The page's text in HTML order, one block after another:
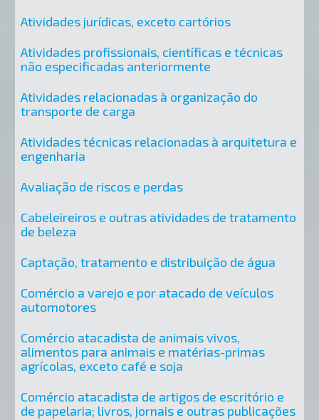
Atividades jurídicas, exceto cartórios
Atividades profissionais, científicas e técnicas
não especificadas anteriormente
Atividades relacionadas à organização do
transporte de carga
Atividades técnicas relacionadas à arquitetura e
engenharia
Avaliação de riscos e perdas
Cabeleireiros e outras atividades de tratamento
de beleza
Captação, tratamento e distribuição de água
Comércio a varejo e por atacado de veículos
automotores
Comércio atacadista de animais vivos,
alimentos para animais e matérias-primas
agrícolas, exceto café e soja
Comércio atacadista de artigos de escritório e
de papelaria; livros, jornais e outras publicações